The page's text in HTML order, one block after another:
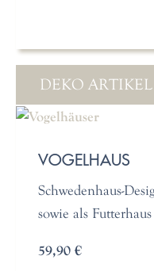
DEKO ARTIKEL
VOGELHAUS
Schwedenhaus-
sowie als Futterhaus
59,90 €